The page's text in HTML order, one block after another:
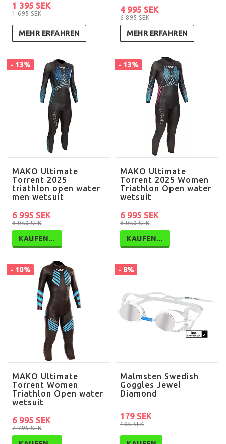
1 695 SEK
1 395 SEK
MEHR ERFAHREN
6 895 SEK
4 995 SEK
MEHR ERFAHREN
- 13%
MAKO Ultimate
Torrent 2025
triathlon open water
men wetsuit
8 050 SEK
6 995 SEK
KAUFEN…
- 13%
MAKO Ultimate
Torrent 2025 Women
Triathlon Open water
wetsuit
8 050 SEK
6 995 SEK
KAUFEN…
- 10%
MAKO Ultimate
Torrent Women
Triathlon Open water
wetsuit
7 795 SEK
6 995 SEK
- 8%
Malmsten Swedish
Goggles Jewel
Diamond
195 SEK
179 SEK